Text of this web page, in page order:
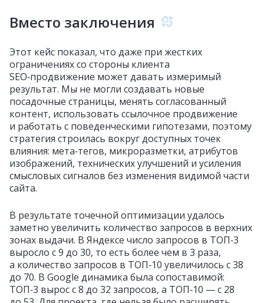
Вместо заключения
Этот кейс показал, что даже при жестких
ограничениях со стороны клиента
SEO‑продвижение может давать измеримый
результат. Мы не могли создавать новые
посадочные страницы, менять согласованный
контент, использовать ссылочное продвижение
и работать с поведенческими гипотезами, поэтому
стратегия строилась вокруг доступных точек
влияния: мета‑тегов, микроразметки, атрибутов
изображений, технических улучшений и усиления
смысловых сигналов без изменения видимой части
сайта.
В результате точечной оптимизации удалось
заметно увеличить количество запросов в верхних
зонах выдачи. В Яндексе число запросов в ТОП‑3
выросло с 9 до 30, то есть более чем в 3 раза,
а количество запросов в ТОП‑10 увеличилось с 38
до 70. В Google динамика была сопоставимой:
ТОП‑3 вырос с 8 до 32 запросов, а ТОП‑10 — с 28